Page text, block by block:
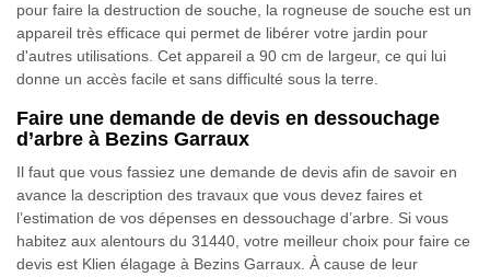
pour faire la destruction de souche, la rogneuse de souche est un
appareil très efficace qui permet de libérer votre jardin pour
d'autres utilisations. Cet appareil a 90 cm de largeur, ce qui lui
donne un accès facile et sans difficulté sous la terre.
Faire une demande de devis en dessouchage
d’arbre à Bezins Garraux
Il faut que vous fassiez une demande de devis afin de savoir en
avance la description des travaux que vous devez faires et
l’estimation de vos dépenses en dessouchage d’arbre. Si vous
habitez aux alentours du 31440, votre meilleur choix pour faire ce
devis est Klien élagage à Bezins Garraux. À cause de leur